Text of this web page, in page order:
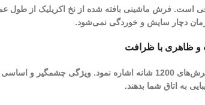
است. فرش ماشینی بافته شده از نخ اکریلیک از
دچار سایش و خوردگی نمی‌شود.
به اتاق شما بدهند.